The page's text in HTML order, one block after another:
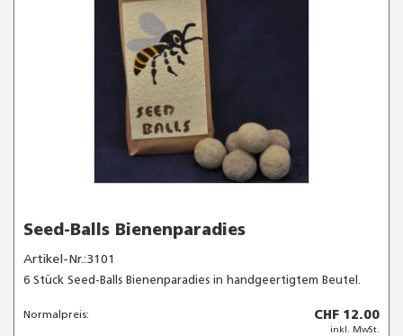
Seed-Balls Bienenparadies
Artikel-Nr.:3101
6 Stück Seed-Balls Bienenparadies in handgeertigtem Beutel.
Normalpreis: CHF 12.00
inkl. MwSt.